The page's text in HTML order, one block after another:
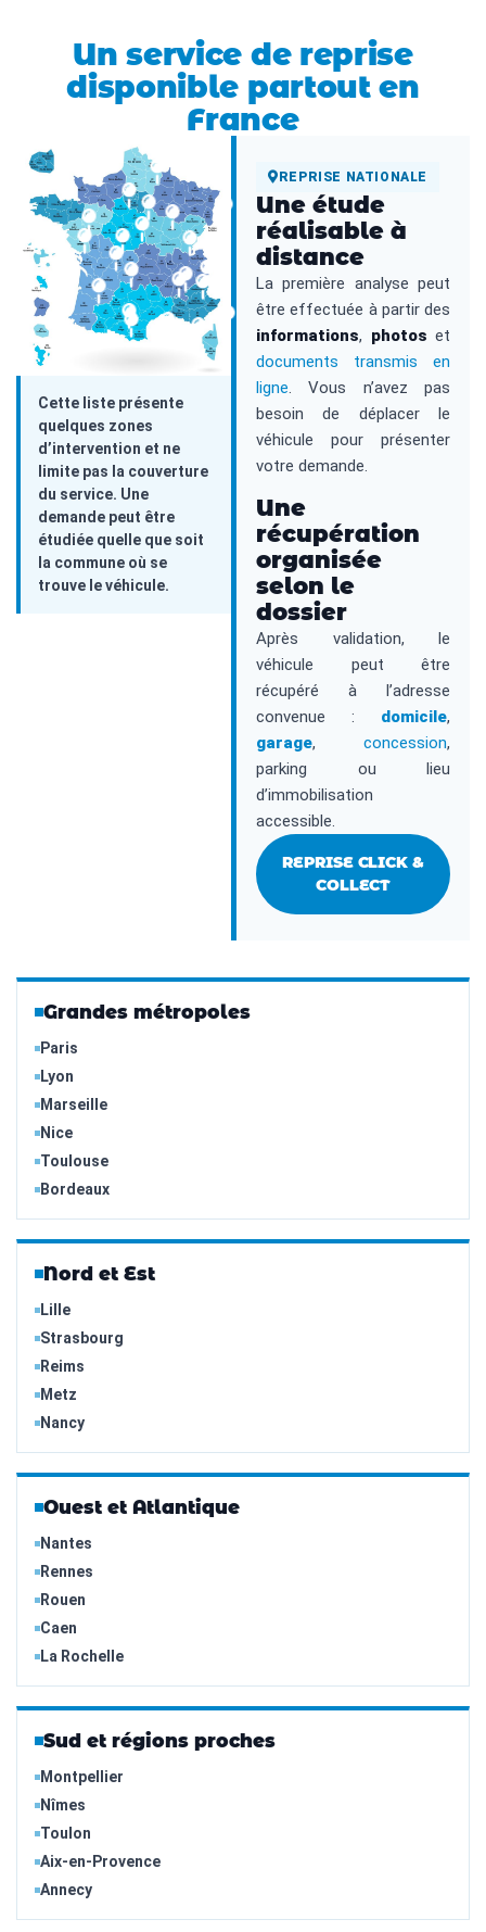
Un service de reprise
disponible partout en
France
Cette liste présente
quelques zones
d’intervention et ne
limite pas la couverture
du service. Une
demande peut être
étudiée quelle que soit
la commune où se
trouve le véhicule.
REPRISE NATIONALE
Une étude
réalisable à
distance
La première analyse peut
être effectuée à partir des
informations, photos et
documents transmis en
ligne. Vous n’avez pas
besoin de déplacer le
véhicule pour présenter
votre demande.
Une
récupération
organisée
selon le
dossier
Après validation, le
véhicule peut être
récupéré à l’adresse
convenue : domicile,
garage, concession,
parking ou lieu
d’immobilisation
accessible.
REPRISE CLICK &
COLLECT
Grandes métropoles
Paris
Lyon
Marseille
Nice
Toulouse
Bordeaux
Nord et Est
Lille
Strasbourg
Reims
Metz
Nancy
Ouest et Atlantique
Nantes
Rennes
Rouen
Caen
La Rochelle
Sud et régions proches
Montpellier
Nîmes
Toulon
Aix-en-Provence
Annecy